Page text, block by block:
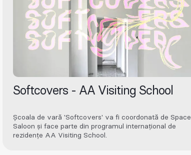
Softcovers - AA Visiting School
Școala de vară 'Softcovers' va fi coordonată de Space
Saloon și face parte din programul internațional de
rezidențe AA Visiting School.